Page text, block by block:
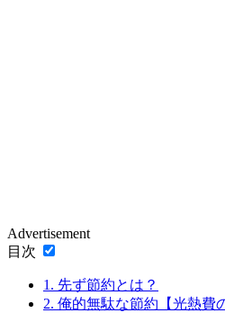
Advertisement
目次
1. 先ず節約とは？
2. 俺的無駄な節約【光熱費